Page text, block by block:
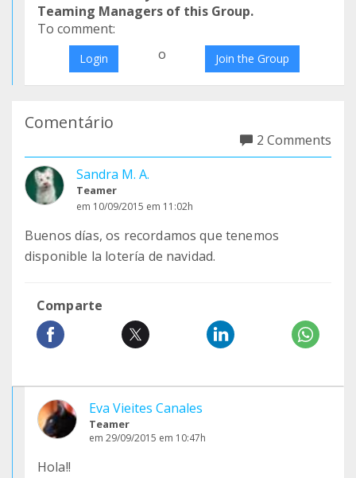
Teaming Managers of this Group.
To comment:
Login o Join the Group
Comentário
2 Comments
Sandra M. A.
Teamer
em 10/09/2015 em 11:02h
Buenos días, os recordamos que tenemos
disponible la lotería de navidad.
Comparte
Eva Vieites Canales
Teamer
em 29/09/2015 em 10:47h
Hola!!